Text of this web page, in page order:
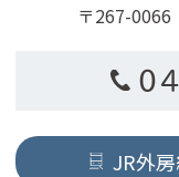
〒267-
JR外